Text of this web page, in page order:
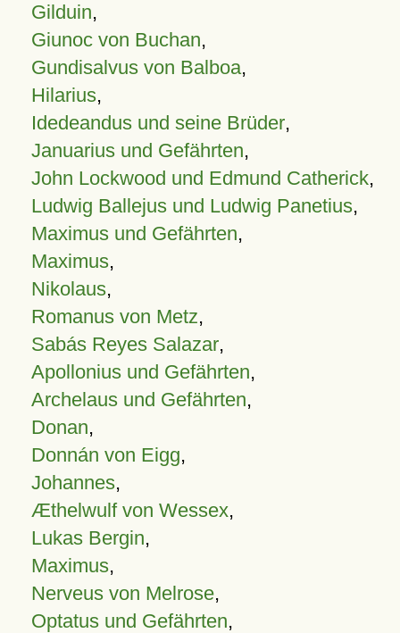
Gilduin,
Giunoc von Buchan,
Gundisalvus von Balboa,
Hilarius,
Idedeandus und seine Brüder,
Januarius und Gefährten,
John Lockwood und Edmund Catherick,
Ludwig Ballejus und Ludwig Panetius,
Maximus und Gefährten,
Maximus,
Nikolaus,
Romanus von Metz,
Sabás Reyes Salazar,
Apollonius und Gefährten,
Archelaus und Gefährten,
Donan,
Donnán von Eigg,
Johannes,
Æthelwulf von Wessex,
Lukas Bergin,
Maximus,
Nerveus von Melrose,
Optatus und Gefährten,